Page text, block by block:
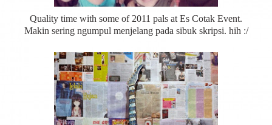
Quality time with some of 2011 pals at Es Cotak Event.
Makin sering ngumpul menjelang pada sibuk skripsi. hih :/